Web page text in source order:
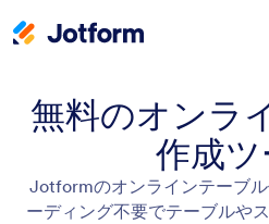
無料のオンラ
作成
Jotformのオンラインテーブ
ーディング不要でテーブルや